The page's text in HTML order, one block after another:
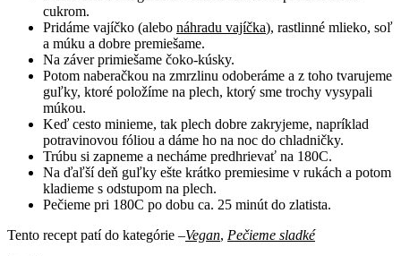
cukrom.
Pridáme vajíčko (alebo náhradu vajíčka), rastlinné mlieko, soľ
a múku a dobre premiešame.
Na záver primiešame čoko-kúsky.
Potom naberačkou na zmrzlinu odoberáme a z toho tvarujeme
guľky, ktoré položíme na plech, ktorý sme trochy vysypali
múkou.
Keď cesto minieme, tak plech dobre zakryjeme, napríklad
potravinovou fóliou a dáme ho na noc do chladničky.
Trúbu si zapneme a necháme predhrievať na 180C.
Na ďaľší deň guľky ešte krátko premiesime v rukách a potom
kladieme s odstupom na plech.
Pečieme pri 180C po dobu ca. 25 minút do zlatista.
Tento recept patí do kategórie –Vegan, Pečieme sladké